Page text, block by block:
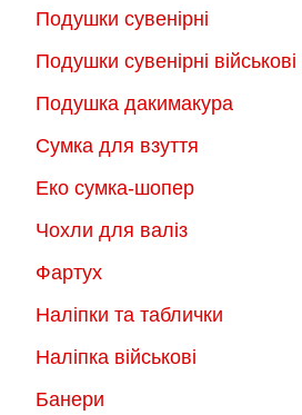
Подушки сувенірні
Подушки сувенірні військові
Подушка дакимакура
Сумка для взуття
Еко сумка-шопер
Чохли для валіз
Фартух
Наліпки та таблички
Наліпка військові
Банери